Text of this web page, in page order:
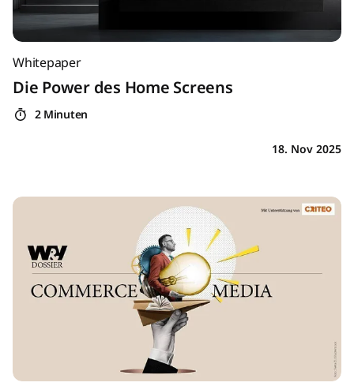
Whitepaper
Die Power des Home Screens
2 Minuten
18. Nov 2025